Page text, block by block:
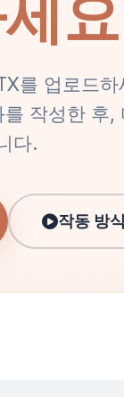
를 업로드
작성한 후
다.
작동 방